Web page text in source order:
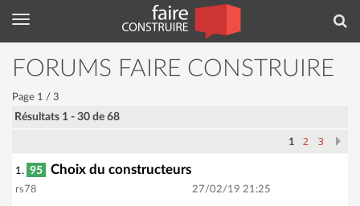
Menu
FORUMS FAIRE CONSTRUIRE
Page 1 / 3
Résultats 1 - 30 de 68
1 2 3
1. 95 Choix du constructeurs
rs78 27/02/19 21:25